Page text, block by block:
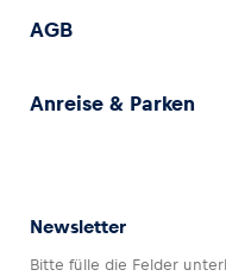
AGB
Anreise & Parken
Newsletter
Bitte fülle die Felder